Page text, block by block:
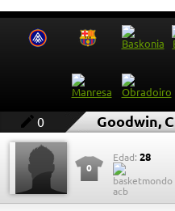
0 Goodwin, C
0
Edad: 28